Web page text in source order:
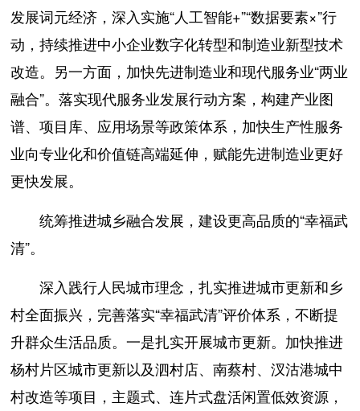
发展词元经济，深入实施“人工智能+”“数据要素×”行
动，持续推进中小企业数字化转型和制造业新型技术
改造。另一方面，加快先进制造业和现代服务业“两业
融合”。落实现代服务业发展行动方案，构建产业图
谱、项目库、应用场景等政策体系，加快生产性服务
业向专业化和价值链高端延伸，赋能先进制造业更好
更快发展。
统筹推进城乡融合发展，建设更高品质的“幸福武
清”。
深入践行人民城市理念，扎实推进城市更新和乡
村全面振兴，完善落实“幸福武清”评价体系，不断提
升群众生活品质。一是扎实开展城市更新。加快推进
杨村片区城市更新以及泗村店、南蔡村、汊沽港城中
村改造等项目，主题式、连片式盘活闲置低效资源，